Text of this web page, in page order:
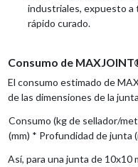
industriales, expuesto a
rápido curado.
Consumo de
El consumo estimado de
de las dimensiones de la
Consumo (kg de sellador/
(mm) * Profundidad de junta
Así, para una junta de 10x10